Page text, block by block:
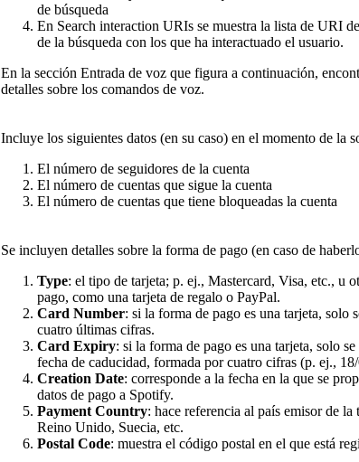
de búsqueda
En Search interaction URIs se muestra la lista de URI
de la búsqueda con los que ha interactuado el usuario.
En la sección Entrada de voz que figura a continuación,
detalles sobre los comandos de voz.
Incluye los siguientes datos (en su caso) en el momento de la
El número de seguidores de la cuenta
El número de cuentas que sigue la cuenta
El número de cuentas que tiene bloqueadas la cuenta
Se incluyen detalles sobre la forma de pago (en caso de
Type: el tipo de tarjeta; p. ej., Mastercard, Visa, etc., u
pago, como una tarjeta de regalo o PayPal.
Card Number: si la forma de pago es una tarjeta, solo
cuatro últimas cifras.
Card Expiry: si la forma de pago es una tarjeta, solo se
fecha de caducidad, formada por cuatro cifras (p. ej.,
Creation Date: corresponde a la fecha en la que se
datos de pago a Spotify.
Payment Country: hace referencia al país emisor de la
Reino Unido, Suecia, etc.
Postal Code: muestra el código postal en el que está